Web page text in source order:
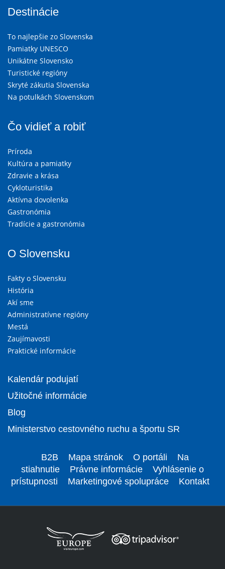
Destinácie
To najlepšie zo Slovenska
Pamiatky UNESCO
Unikátne Slovensko
Turistické regióny
Skryté zákutia Slovenska
Na potulkách Slovenskom
Čo vidieť a robiť
Príroda
Kultúra a pamiatky
Zdravie a krása
Cykloturistika
Aktívna dovolenka
Gastronómia
Tradície a gastronómia
O Slovensku
Fakty o Slovensku
História
Akí sme
Administratívne regióny
Mestá
Zaujímavosti
Praktické informácie
Kalendár podujatí
Užitočné informácie
Blog
Ministerstvo cestovného ruchu a športu SR
B2B Mapa stránok O portáli
Na
stiahnutie
Právne informácie
Vyhlásenie o
prístupnosti
Marketingové spolupráce Kontakt